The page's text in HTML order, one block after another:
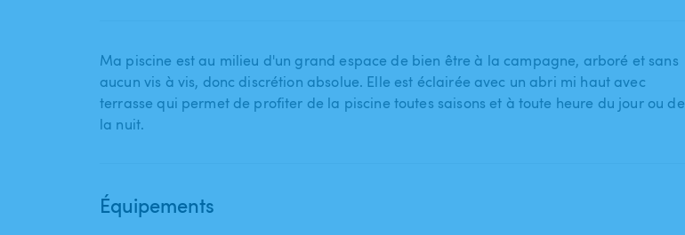
Ma piscine est au milieu d'un grand espace de bien être à la campagne​,​ arboré et sans
aucun vis à vis​,​ donc discrétion absolue. Elle est éclairée avec un abri mi haut avec
terrasse qui permet de profiter de la piscine toutes saisons et à toute heure du jour ou de
la nuit.
Équipements